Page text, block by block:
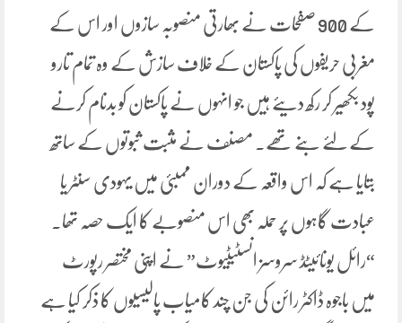
کے 900 صفحات نے بھارتی منصوبہ سازوں اور اس کے
مغربی حریفوں کی پاکستان کے خلاف سازش کے وہ تمام تارو
پود بکھیر کر رکھ دیئے ہیں جو انہوں نے پاکستان کو بدنام کرنے
کے لئے بنے تھے۔ مصنف نے مثبت ثبوتوں کے ساتھ
بتایا ہے کہ اس واقعہ کے دوران ممبئی میں یہودی سنٹر یا
عبادت گاہوں پر حملہ بھی اس منصوبے کا ایک حصہ تھا۔
“رائل یونائیٹڈ سروسز انسٹیٹیوٹ” نے اپنی مختصر رپورٹ
میں باجوہ ڈاکٹر رائن کی جن چند کامیاب پالیسیوں کا ذکر کیا ہے